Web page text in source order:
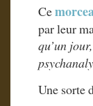
Ce
par leur
qu’un
Une sorte